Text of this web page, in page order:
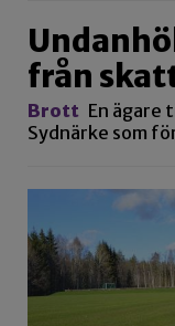
från
Brott En ägare
Sydnärke som